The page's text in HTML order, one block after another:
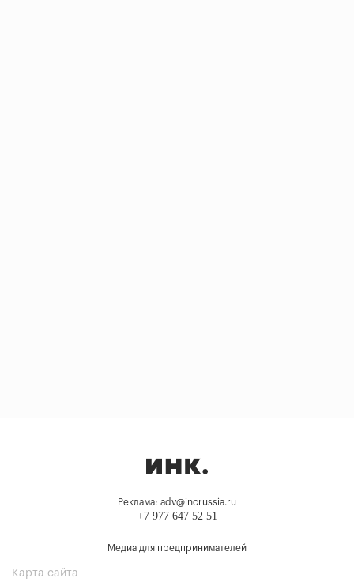
Реклама: adv@incrussia.ru
+7 977 647 52 51
Медиа для предпринимателей
Карта сайта